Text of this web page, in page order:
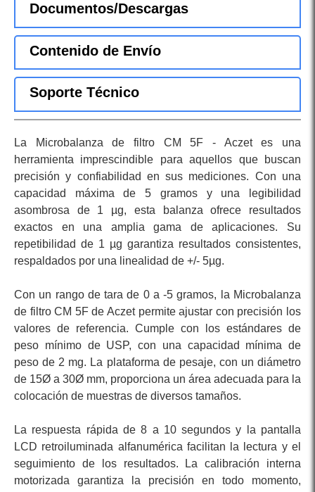
Documentos/Descargas
Contenido de Envío
Soporte Técnico
La Microbalanza de filtro CM 5F - Aczet es una
herramienta imprescindible para aquellos que buscan
precisión y confiabilidad en sus mediciones. Con una
capacidad máxima de 5 gramos y una legibilidad
asombrosa de 1 µg, esta balanza ofrece resultados
exactos en una amplia gama de aplicaciones. Su
repetibilidad de 1 µg garantiza resultados consistentes,
respaldados por una linealidad de +/- 5µg.
Con un rango de tara de 0 a -5 gramos, la Microbalanza
de filtro CM 5F de Aczet permite ajustar con precisión los
valores de referencia. Cumple con los estándares de
peso mínimo de USP, con una capacidad mínima de
peso de 2 mg. La plataforma de pesaje, con un diámetro
de 15Ø a 30Ø mm, proporciona un área adecuada para la
colocación de muestras de diversos tamaños.
La respuesta rápida de 8 a 10 segundos y la pantalla
LCD retroiluminada alfanumérica facilitan la lectura y el
seguimiento de los resultados. La calibración interna
motorizada garantiza la precisión en todo momento,